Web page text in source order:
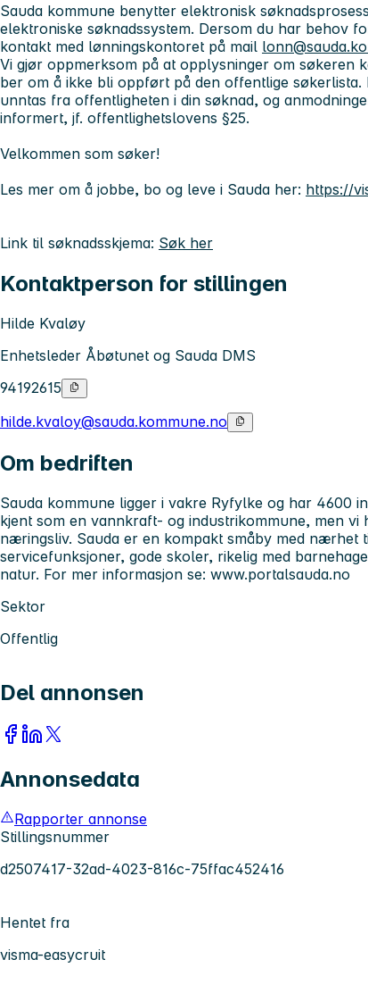
Sauda kommune benytter elektronisk
elektroniske søknadssystem. Dersom du har behov
kontakt med lønningskontoret på mail
Vi gjør oppmerksom på at opplysninger om søkeren
ber om å ikke bli oppført på den offentlige
unntas fra offentligheten i din søknad, og
informert, jf. offentlighetslovens §25.
Velkommen som søker!
Les mer om å jobbe, bo og leve i Sauda her: https://
Link til søknadsskjema: Søk her
Kontaktperson for stillingen
Hilde Kvaløy
Enhetsleder Åbøtunet og Sauda DMS
94192615
hilde.kvaloy@sauda.kommune.no
Om bedriften
Sauda kommune ligger i vakre Ryfylke og har 4600
kjent som en vannkraft- og industrikommune, men
næringsliv. Sauda er en kompakt småby med nærhet
servicefunksjoner, gode skoler, rikelig med
natur. For mer informasjon se: www.portalsauda.no
Sektor
Offentlig
Del annonsen
Annonsedata
Rapporter annonse
Stillingsnummer
d2507417-32ad-4023-816c-75ffac452416
Hentet fra
visma-easycruit